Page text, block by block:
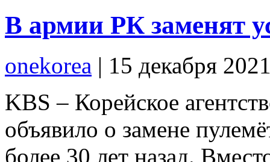
В армии РК заменят
onekorea | 15 декабря
KBS – Корейское
объявило о замене
более 30 лет назад.